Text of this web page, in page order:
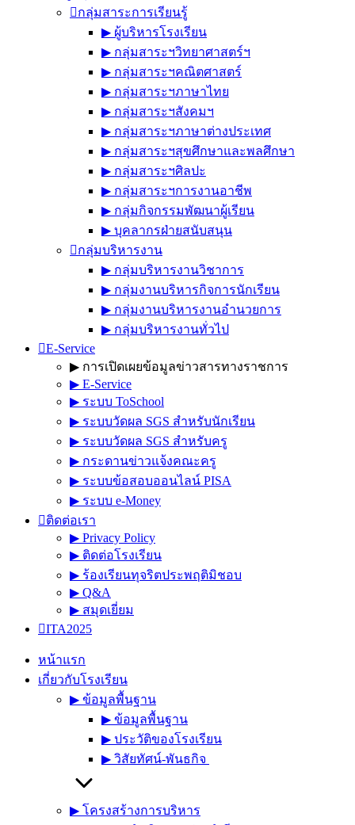
กลุ่มสาระการเรียนรู้
▶︎ ผู้บริหารโรงเรียน
▶︎ กลุ่มสาระฯวิทยาศาสตร์ฯ
▶︎ กลุ่มสาระฯคณิตศาสตร์
▶︎ กลุ่มสาระฯภาษาไทย
▶︎ กลุ่มสาระฯสังคมฯ
▶︎ กลุ่มสาระฯภาษาต่างประเทศ
▶︎ กลุ่มสาระฯสุขศึกษาและพลศึกษา
▶︎ กลุ่มสาระฯศิลปะ
▶︎ กลุ่มสาระฯการงานอาชีพ
▶︎ กลุ่มกิจกรรมพัฒนาผู้เรียน
▶︎ บุคลากรฝ่ายสนับสนุน
กลุ่มบริหารงาน
▶︎ กลุ่มบริหารงานวิชาการ
▶︎ กลุ่มงานบริหารกิจการนักเรียน
▶︎ กลุ่มงานบริหารงานอำนวยการ
▶︎ กลุ่มบริหารงานทั่วไป
E-Service
▶︎ การเปิดเผยข้อมูลข่าวสารทางราชการ
▶︎ E-Service
▶︎ ระบบ ToSchool
▶︎ ระบบวัดผล SGS สำหรับนักเรียน
▶︎ ระบบวัดผล SGS สำหรับครู
▶︎ กระดานข่าวแจ้งคณะครู
▶︎ ระบบข้อสอบออนไลน์ PISA
▶︎ ระบบ e-Money
ติดต่อเรา
▶︎ Privacy Policy
▶︎ ติดต่อโรงเรียน
▶︎ ร้องเรียนทุจริตประพฤติมิชอบ
▶︎ Q&A
▶︎ สมุดเยี่ยม
ITA2025
หน้าแรก
เกี่ยวกับโรงเรียน
▶︎ ข้อมูลพื้นฐาน
▶︎ ข้อมูลพื้นฐาน
▶︎ ประวัติของโรงเรียน
▶︎ วิสัยทัศน์-พันธกิจ
▶︎ โครงสร้างการบริหาร